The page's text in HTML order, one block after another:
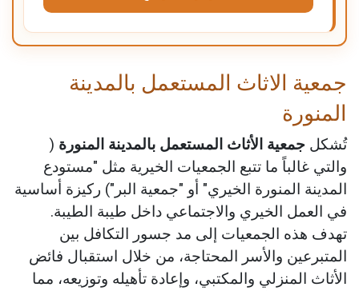
جمعية الاثاث المستعمل بالمدينة
المنورة
تُشكل جمعية الأثاث المستعمل بالمدينة المنورة (
والتي غالباً ما تتبع الجمعيات الخيرية مثل "مستودع
المدينة المنورة الخيري" أو "جمعية البر") ركيزة أساسية
في العمل الخيري والاجتماعي داخل طيبة الطيبة.
تهدف هذه الجمعيات إلى مد جسور التكافل بين
المتبرعين والأسر المحتاجة، من خلال استقبال فائض
الأثاث المنزلي والمكتبي، وإعادة تأهيله وتوزيعه، مما